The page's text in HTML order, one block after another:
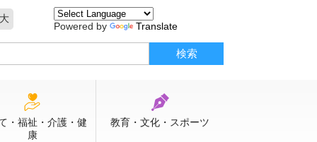
Powered by Translate
・福祉・介護・健
康
教育・文化・スポーツ